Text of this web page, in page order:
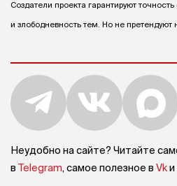
Создатели проекта гарантируют
и злободневность тем. Но не претендуют
Неудобно на сайте? Читайте
в Telegram, самое полезное в Vkи